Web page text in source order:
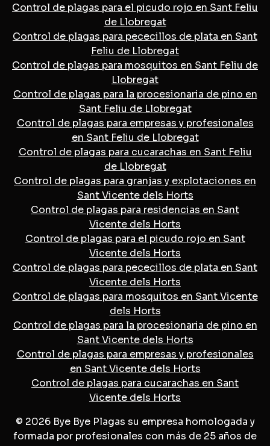
Control de plagas para el picudo rojo en Sant Feliu
de Llobregat
Control de plagas para pececillos de plata en Sant
Feliu de Llobregat
Control de plagas para mosquitos en Sant Feliu de
Llobregat
Control de plagas para la procesionaria de pino en
Sant Feliu de Llobregat
Control de plagas para empresas y profesionales
en Sant Feliu de Llobregat
Control de plagas para cucarachas en Sant Feliu
de Llobregat
Control de plagas para granjas y explotaciones en
Sant Vicente dels Horts
Control de plagas para residencias en Sant
Vicente dels Horts
Control de plagas para el picudo rojo en Sant
Vicente dels Horts
Control de plagas para pececillos de plata en Sant
Vicente dels Horts
Control de plagas para mosquitos en Sant Vicente
dels Horts
Control de plagas para la procesionaria de pino en
Sant Vicente dels Horts
Control de plagas para empresas y profesionales
en Sant Vicente dels Horts
Control de plagas para cucarachas en Sant
Vicente dels Horts
© 2026 Bye Bye Plagas su empresa homologada y
formada por profesionales con más de 25 años de